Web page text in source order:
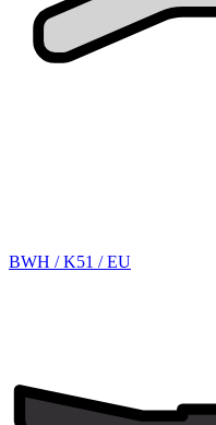
BWH / K51 / EU